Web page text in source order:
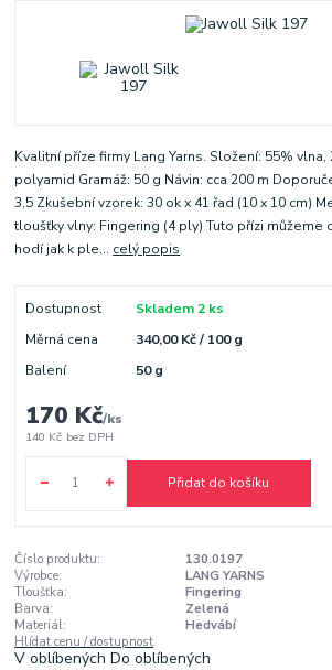
Kvalitní příze firmy Lang Yarns. Složení: 55%
polyamid Gramáž: 50 g Návin: cca 200 m
3,5 Zkušební vzorek: 30 ok x 41 řad (10 x 10 cm)
tloušťky vlny: Fingering (4 ply) Tuto přízi můžeme
hodí jak k ple... celý popis
Dostupnost
Skladem 2 ks
Měrná cena
340,00 Kč / 100 g
Balení
50 g
170 Kč/ks
140 Kč bez DPH
Přidat do košíku
Číslo produktu:
130.0197
Výrobce:
LANG YARNS
Tloušťka:
Fingering
Barva:
Zelená
Materiál:
Hedvábí
Hlídat cenu / dostupnost
V oblíbenýchDo oblíbených